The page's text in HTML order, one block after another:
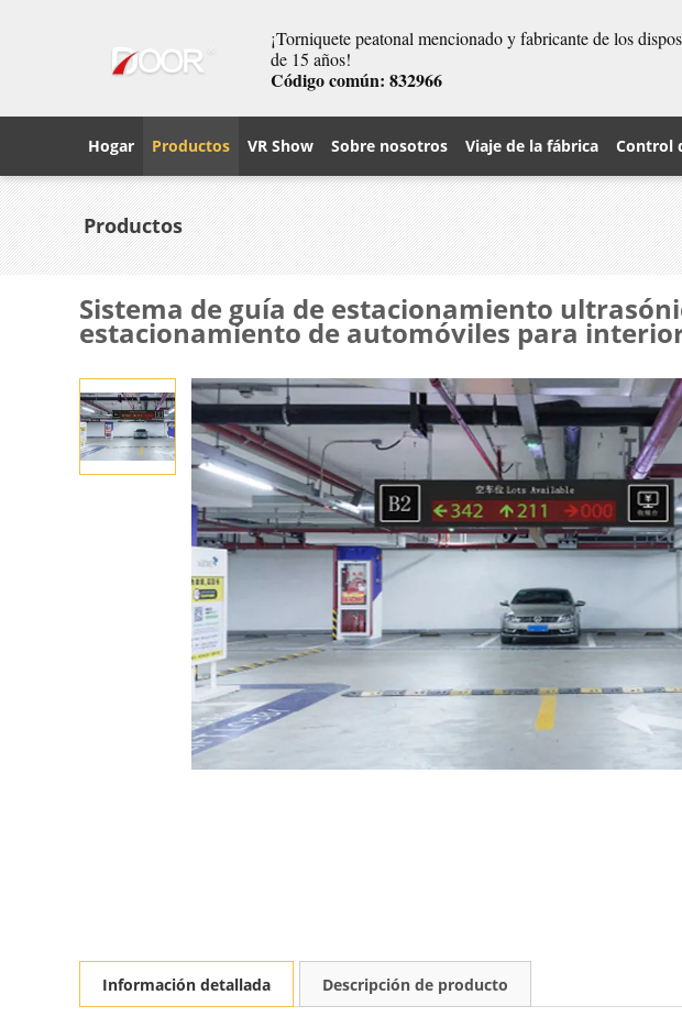
¡Torniquete peatonal mencionado y fabricante de los
de 15 años!
Código común: 832966
Hogar Productos VR Show Sobre nosotros Viaje de la fábrica Control
Productos
Sistema de guía de estacionamiento
estacionamiento de automóviles para
Información detallada Descripción de producto